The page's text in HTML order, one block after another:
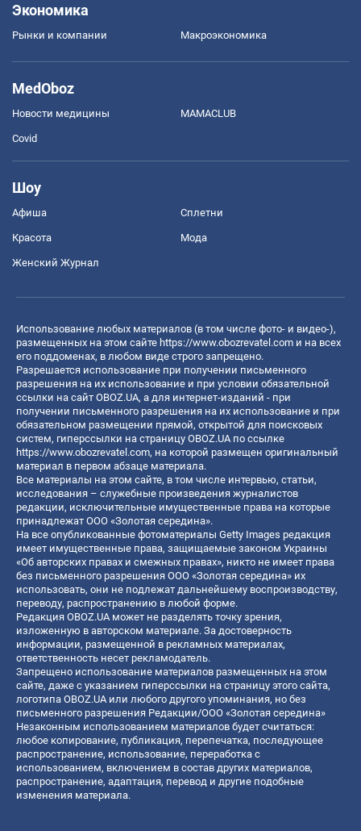
Экономика
Рынки и компании Mакроэкономика
MedOboz
Новости медицины MAMACLUB
Covid
Шоу
Афиша Сплетни
Красота Мода
Женский Журнал
Использование любых материалов (в том числе фото- и видео-),
размещенных на этом сайте https://www.obozrevatel.com и на всех
его поддоменах, в любом виде строго запрещено.
Разрешается использование при получении письменного
разрешения на их использование и при условии обязательной
ссылки на сайт OBOZ.UA, а для интернет-изданий - при
получении письменного разрешения на их использование и при
обязательном размещении прямой, открытой для поисковых
систем, гиперссылки на страницу OBOZ.UA по ссылке
https://www.obozrevatel.com, на которой размещен оригинальный
материал в первом абзаце материала.
Все материалы на этом сайте, в том числе интервью, статьи,
исследования – служебные произведения журналистов
редакции, исключительные имущественные права на которые
принадлежат ООО «Золотая середина».
На все опубликованные фотоматериалы Getty Images редакция
имеет имущественные права, защищаемые законом Украины
«Об авторских правах и смежных правах», никто не имеет права
без письменного разрешения ООО «Золотая середина» их
использовать, они не подлежат дальнейшему воспроизводству,
переводу, распространению в любой форме.
Редакция OBOZ.UA может не разделять точку зрения,
изложенную в авторском материале. За достоверность
информации, размещенной в рекламных материалах,
ответственность несет рекламодатель.
Запрещено использование материалов размещенных на этом
сайте, даже с указанием гиперссылки на страницу этого сайта,
логотипа OBOZ.UA или любого другого упоминания, но без
письменного разрешения Редакции/ООО «Золотая середина»
Незаконным использованием материалов будет считаться:
любое копирование, публикация, перепечатка, последующее
распространение, использование, переработка с
использованием, включением в состав других материалов,
распространение, адаптация, перевод и другие подобные
изменения материала.